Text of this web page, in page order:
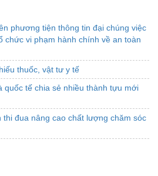
phương tiện thông tin đại chúng việc
chức vi phạm hành chính về an toàn
thuốc, vật tư y tế
quốc tế chia sẻ nhiều thành tựu mới
thi đua nâng cao chất lượng chăm sóc